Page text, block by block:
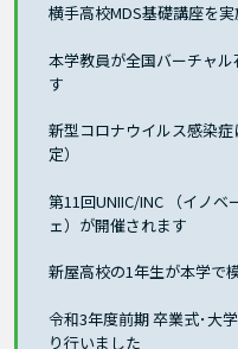
横手高校MDS基礎講座を
本学教員が全国バーチャ
す
新型コロナウイルス感染
定）
第11回UNIIC/INC （イノ
ェ）が開催されます
新屋高校の1年生が本学で
令和3年度前期 卒業式･大
り行いました